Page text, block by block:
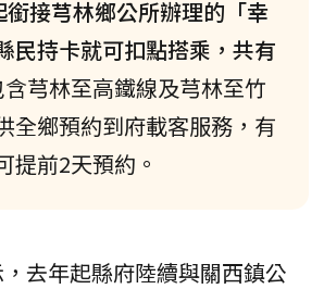
接芎林鄉公所辦理的「幸
民持卡就可扣點搭乘，共有
含芎林至高鐵線及芎林至竹
全鄉預約到府載客服務，有
提前2天預約。
去年起縣府陸續與關西鎮公